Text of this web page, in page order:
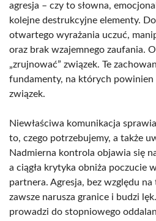
agresja – czy to słowna,
kolejne destrukcyjne elementy.
otwartego wyrażania uczuć,
oraz brak wzajemnego zaufania.
„zrujnować” związek. Te
fundamenty, na których powinien
związek.
Niewłaściwa komunikacja
to, czego potrzebujemy, a także
Nadmierna kontrola objawia się
a ciągła krytyka obniża poczucie
partnera. Agresja, bez względu
zawsze narusza granice i budzi
prowadzi do stopniowego